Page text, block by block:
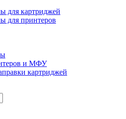
для картриджей
для принтеров
и МФУ
картриджей